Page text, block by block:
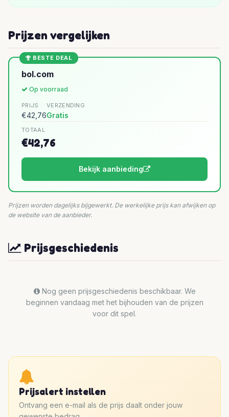
Prijzen vergelijken
BESTE DEAL
bol.com
Op voorraad
PRIJS
€42,76
VERZENDING
Gratis
TOTAAL
€42,76
Bekijk aanbieding
Prijzen worden dagelijks bijgewerkt. De werkelijke prijs kan afwijken op
de website van de aanbieder.
Prijsgeschiedenis
Nog geen prijsgeschiedenis beschikbaar. We
beginnen vandaag met het bijhouden van de prijzen
voor dit spel.
Prijsalert instellen
Ontvang een e-mail als de prijs daalt onder jouw